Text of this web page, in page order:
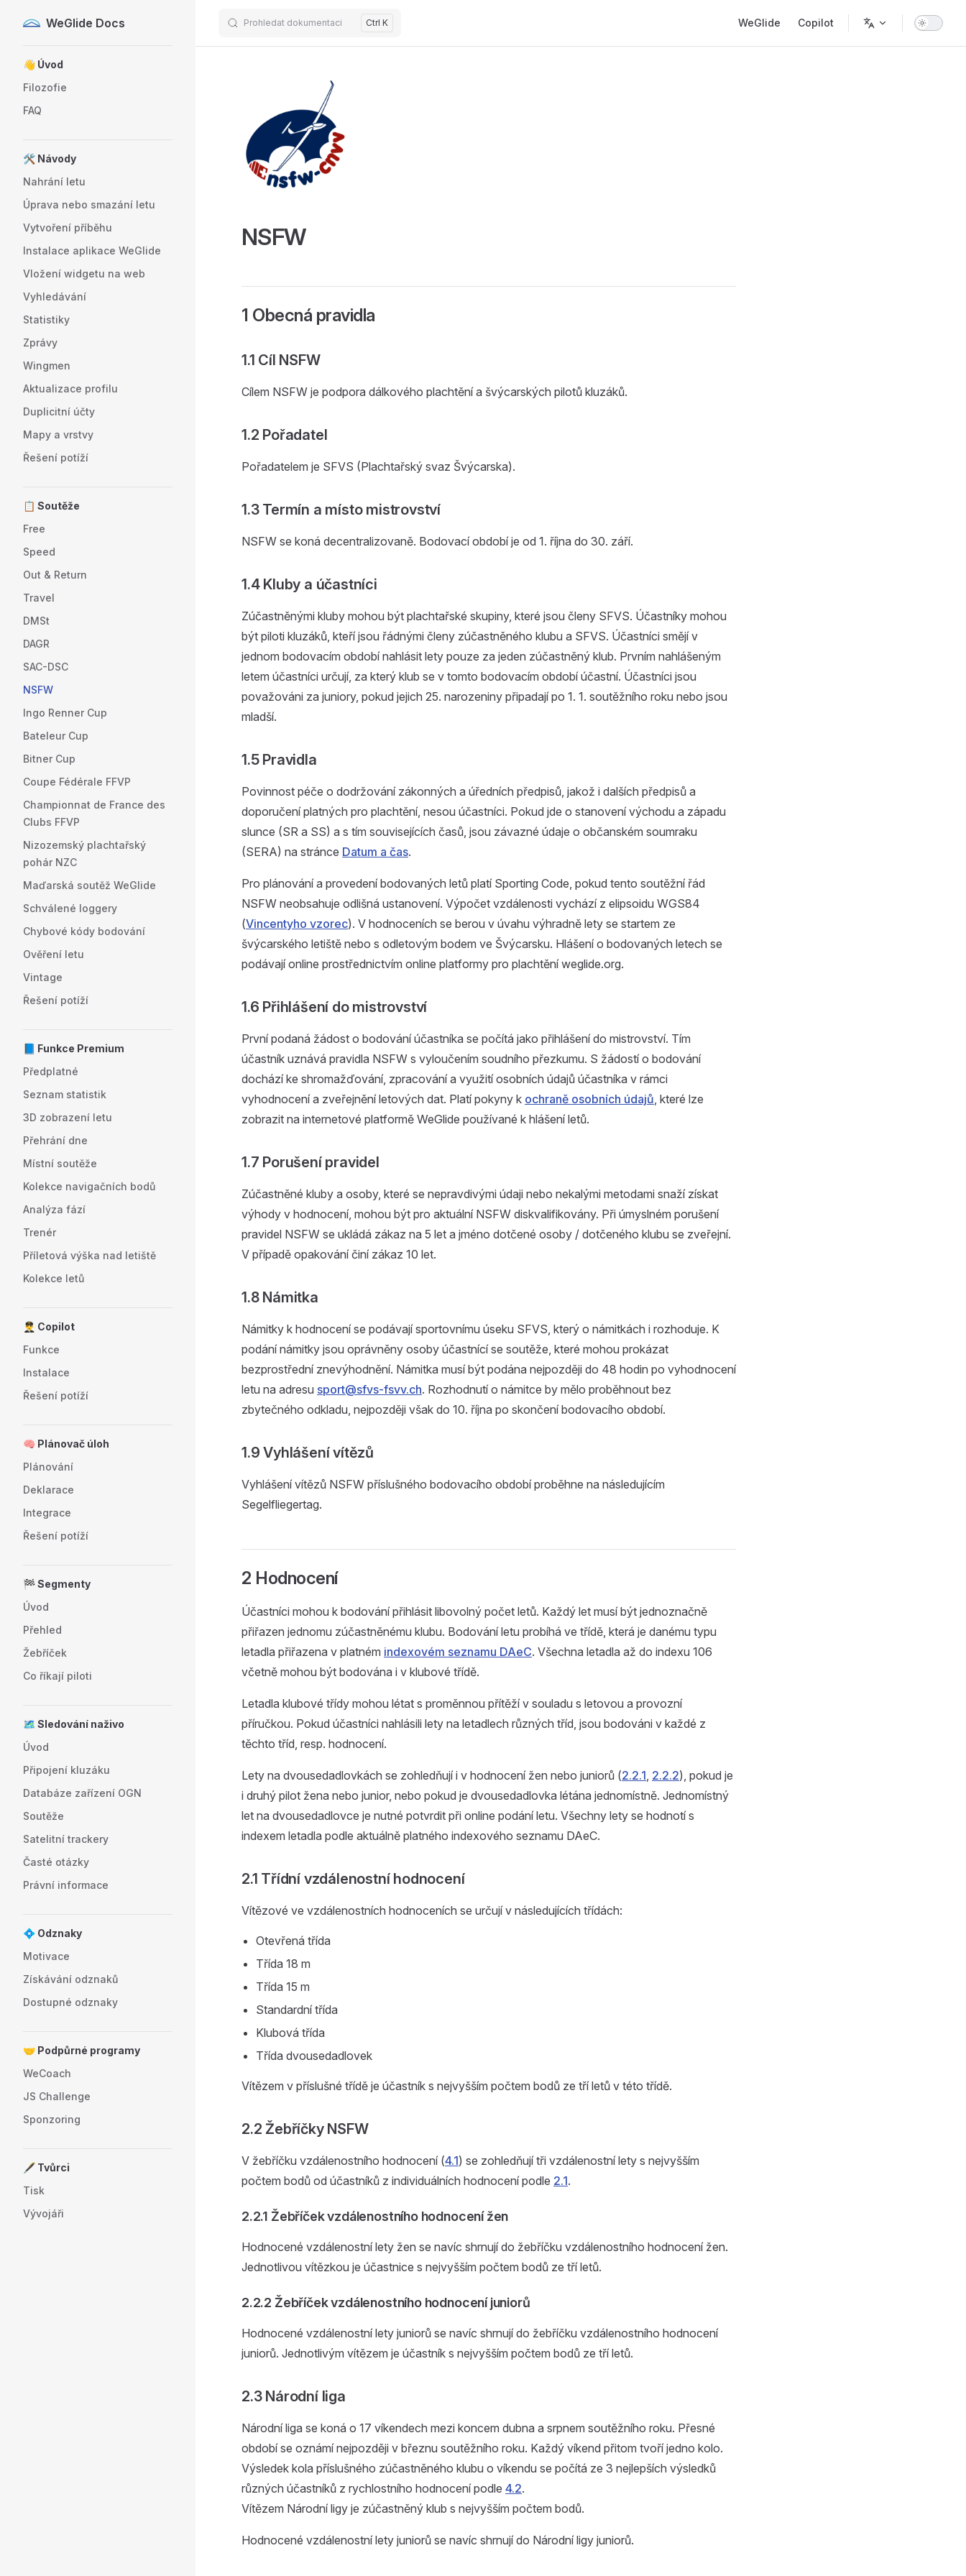
Skip to content
WeGlide Docs Prohledat dokumentaci Ctrl K WeGlide Copilot
Sidebar Navigation
👋 Úvod
Filozofie
FAQ
🛠️ Návody
Nahrání letu
Úprava nebo smazání letu
Vytvoření příběhu
Instalace aplikace WeGlide
Vložení widgetu na web
Vyhledávání
Statistiky
Zprávy
Wingmen
Aktualizace profilu
Duplicitní účty
Mapy a vrstvy
Řešení potíží
📋 Soutěže
Free
Speed
Out & Return
Travel
DMSt
DAGR
SAC-DSC
NSFW
Ingo Renner Cup
Bateleur Cup
Bitner Cup
Coupe Fédérale FFVP
Championnat de France des
Clubs FFVP
Nizozemský plachtařský
pohár NZC
Maďarská soutěž WeGlide
Schválené loggery
Chybové kódy bodování
Ověření letu
Vintage
Řešení potíží
📘 Funkce Premium
Předplatné
Seznam statistik
3D zobrazení letu
Přehrání dne
Místní soutěže
Kolekce navigačních bodů
Analýza fází
Trenér
Příletová výška nad letiště
Kolekce letů
👨‍✈️ Copilot
Funkce
Instalace
Řešení potíží
🧠 Plánovač úloh
Plánování
Deklarace
Integrace
Řešení potíží
🏁 Segmenty
Úvod
Přehled
Žebříček
Co říkají piloti
🗺️ Sledování naživo
Úvod
Připojení kluzáku
Databáze zařízení OGN
Soutěže
Satelitní trackery
Časté otázky
Právní informace
💠 Odznaky
Motivace
Získávání odznaků
Dostupné odznaky
🤝 Podpůrné programy
WeCoach
JS Challenge
Sponzoring
🖋️ Tvůrci
Tisk
Vývojáři
NSFW
1 Obecná pravidla
1.1 Cíl NSFW
Cílem NSFW je podpora dálkového plachtění a švýcarských pilotů kluzáků.
1.2 Pořadatel
Pořadatelem je SFVS (Plachtařský svaz Švýcarska).
1.3 Termín a místo mistrovství
NSFW se koná decentralizovaně. Bodovací období je od 1. října do 30. září.
1.4 Kluby a účastníci
Zúčastněnými kluby mohou být plachtařské skupiny, které jsou členy SFVS. Účastníky mohou
být piloti kluzáků, kteří jsou řádnými členy zúčastněného klubu a SFVS. Účastníci smějí v
jednom bodovacím období nahlásit lety pouze za jeden zúčastněný klub. Prvním nahlášeným
letem účastníci určují, za který klub se v tomto bodovacím období účastní. Účastníci jsou
považováni za juniory, pokud jejich 25. narozeniny připadají po 1. 1. soutěžního roku nebo jsou
mladší.
1.5 Pravidla
Povinnost péče o dodržování zákonných a úředních předpisů, jakož i dalších předpisů a
doporučení platných pro plachtění, nesou účastníci. Pokud jde o stanovení východu a západu
slunce (SR a SS) a s tím souvisejících časů, jsou závazné údaje o občanském soumraku
(SERA) na stránce Datum a čas.
Pro plánování a provedení bodovaných letů platí Sporting Code, pokud tento soutěžní řád
NSFW neobsahuje odlišná ustanovení. Výpočet vzdálenosti vychází z elipsoidu WGS84
(Vincentyho vzorec). V hodnoceních se berou v úvahu výhradně lety se startem ze
švýcarského letiště nebo s odletovým bodem ve Švýcarsku. Hlášení o bodovaných letech se
podávají online prostřednictvím online platformy pro plachtění weglide.org.
1.6 Přihlášení do mistrovství
První podaná žádost o bodování účastníka se počítá jako přihlášení do mistrovství. Tím
účastník uznává pravidla NSFW s vyloučením soudního přezkumu. S žádostí o bodování
dochází ke shromažďování, zpracování a využití osobních údajů účastníka v rámci
vyhodnocení a zveřejnění letových dat. Platí pokyny k ochraně osobních údajů, které lze
zobrazit na internetové platformě WeGlide používané k hlášení letů.
1.7 Porušení pravidel
Zúčastněné kluby a osoby, které se nepravdivými údaji nebo nekalými metodami snaží získat
výhody v hodnocení, mohou být pro aktuální NSFW diskvalifikovány. Při úmyslném porušení
pravidel NSFW se ukládá zákaz na 5 let a jméno dotčené osoby / dotčeného klubu se zveřejní.
V případě opakování činí zákaz 10 let.
1.8 Námitka
Námitky k hodnocení se podávají sportovnímu úseku SFVS, který o námitkách i rozhoduje. K
podání námitky jsou oprávněny osoby účastnící se soutěže, které mohou prokázat
bezprostřední znevýhodnění. Námitka musí být podána nejpozději do 48 hodin po vyhodnocení
letu na adresu sport@sfvs-fsvv.ch. Rozhodnutí o námitce by mělo proběhnout bez
zbytečného odkladu, nejpozději však do 10. října po skončení bodovacího období.
1.9 Vyhlášení vítězů
Vyhlášení vítězů NSFW příslušného bodovacího období proběhne na následujícím
Segelfliegertag.
2 Hodnocení
Účastníci mohou k bodování přihlásit libovolný počet letů. Každý let musí být jednoznačně
přiřazen jednomu zúčastněnému klubu. Bodování letu probíhá ve třídě, která je danému typu
letadla přiřazena v platném indexovém seznamu DAeC. Všechna letadla až do indexu 106
včetně mohou být bodována i v klubové třídě.
Letadla klubové třídy mohou létat s proměnnou přítěží v souladu s letovou a provozní
příručkou. Pokud účastníci nahlásili lety na letadlech různých tříd, jsou bodováni v každé z
těchto tříd, resp. hodnocení.
Lety na dvousedadlovkách se zohledňují i v hodnocení žen nebo juniorů (2.2.1, 2.2.2), pokud je
i druhý pilot žena nebo junior, nebo pokud je dvousedadlovka létána jednomístně. Jednomístný
let na dvousedadlovce je nutné potvrdit při online podání letu. Všechny lety se hodnotí s
indexem letadla podle aktuálně platného indexového seznamu DAeC.
2.1 Třídní vzdálenostní hodnocení
Vítězové ve vzdálenostních hodnoceních se určují v následujících třídách:
Otevřená třída
Třída 18 m
Třída 15 m
Standardní třída
Klubová třída
Třída dvousedadlovek
Vítězem v příslušné třídě je účastník s nejvyšším počtem bodů ze tří letů v této třídě.
2.2 Žebříčky NSFW
V žebříčku vzdálenostního hodnocení (4.1) se zohledňují tři vzdálenostní lety s nejvyšším
počtem bodů od účastníků z individuálních hodnocení podle 2.1.
2.2.1 Žebříček vzdálenostního hodnocení žen
Hodnocené vzdálenostní lety žen se navíc shrnují do žebříčku vzdálenostního hodnocení žen.
Jednotlivou vítězkou je účastnice s nejvyšším počtem bodů ze tří letů.
2.2.2 Žebříček vzdálenostního hodnocení juniorů
Hodnocené vzdálenostní lety juniorů se navíc shrnují do žebříčku vzdálenostního hodnocení
juniorů. Jednotlivým vítězem je účastník s nejvyšším počtem bodů ze tří letů.
2.3 Národní liga
Národní liga se koná o 17 víkendech mezi koncem dubna a srpnem soutěžního roku. Přesné
období se oznámí nejpozději v březnu soutěžního roku. Každý víkend přitom tvoří jedno kolo.
Výsledek kola příslušného zúčastněného klubu o víkendu se počítá ze 3 nejlepších výsledků
různých účastníků z rychlostního hodnocení podle 4.2.
Vítězem Národní ligy je zúčastněný klub s nejvyšším počtem bodů.
Hodnocené vzdálenostní lety juniorů se navíc shrnují do Národní ligy juniorů.